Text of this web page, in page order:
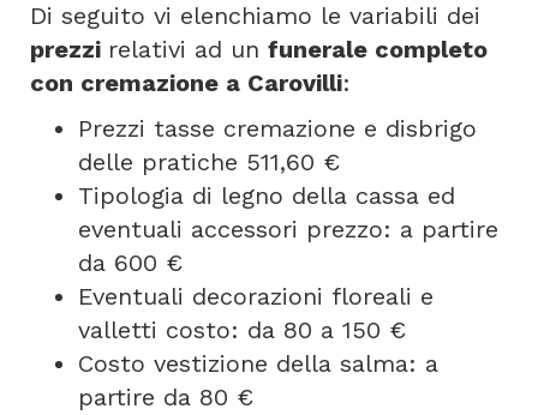
Di seguito vi elenchiamo le variabili dei
prezzi relativi ad un funerale completo
con cremazione a Carovilli:
Prezzi tasse cremazione e disbrigo
delle pratiche 511,60 €
Tipologia di legno della cassa ed
eventuali accessori prezzo: a partire
da 600 €
Eventuali decorazioni floreali e
valletti costo: da 80 a 150 €
Costo vestizione della salma: a
partire da 80 €